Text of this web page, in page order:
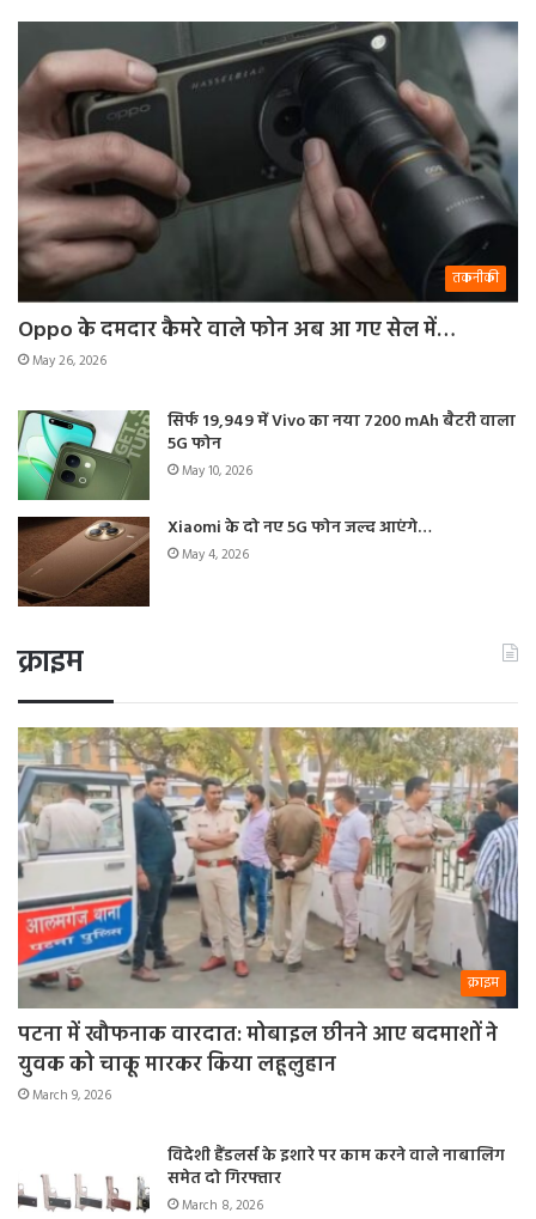
तकनीकी
Oppo के दमदार कैमरे वाले फोन अब आ गए सेल में…
May 26, 2026
सिर्फ 19,949 में Vivo का नया 7200 mAh बैटरी वाला
5G फोन
May 10, 2026
Xiaomi के दो नए 5G फोन जल्द आएंगे…
May 4, 2026
क्राइम
क्राइम
पटना में खौफनाक वारदात: मोबाइल छीनने आए बदमाशों ने
युवक को चाकू मारकर किया लहूलुहान
March 9, 2026
विदेशी हैंडलर्स के इशारे पर काम करने वाले नाबालिग
समेत दो गिरफ्तार
March 8, 2026